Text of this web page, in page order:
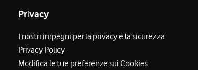
Privacy
I nostri impegni per la privacy e la sicurezza
Privacy Policy
Modifica le tue preferenze sui Cookies